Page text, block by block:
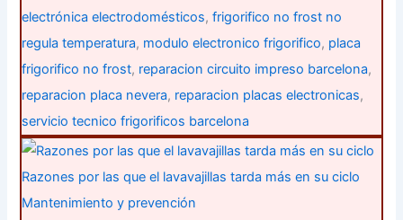
electrónica electrodomésticos,frigorifico no frost no
regula temperatura, modulo electronico frigorifico, placa
frigorifico no frost, reparacion circuito impreso barcelona,
reparacion placa nevera, reparacion placas electronicas,
servicio tecnico frigorificos barcelona
Razones por las que el lavavajillas tarda más en su ciclo
Mantenimiento y prevención